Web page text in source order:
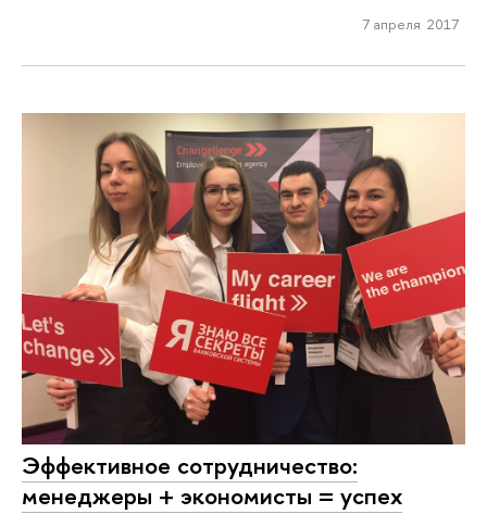
7 апреля 2017
Эффективное сотрудничество:
менеджеры + экономисты = успех